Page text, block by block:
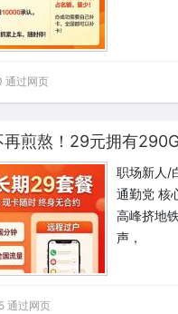
过网页
煎熬！29元拥有
职场新人/
通勤党 核
高峰挤地
声，
通过网页